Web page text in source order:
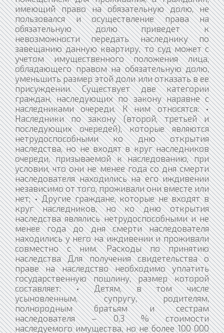
имеющий право на обязательную долю, не
пользовался и осуществление права на
обязательную долю приведет к
невозможности передать наследнику по
завещанию данную квартиру, то суд может с
учетом имущественного положения лица,
обладающего правом на обязательную долю,
уменьшить размер этой доли или отказать в ее
присуждении. Существует две категории
граждан, наследующих по закону наравне с
наследниками очереди. К ним относятся: •
Наследники по закону (второй, третьей и
последующих очередей), которые являются
нетрудоспособными ко дню открытия
наследства, но не входят в круг наследников
очереди, призываемой к наследованию, при
условии, что они не менее года со дня смерти
наследователя находились на его иждивении
независимо от того, проживали они вместе или
нет; • Другие граждане, которые не входят в
круг наследников, но ко дню открытия
наследства являлись нетрудоспособными и не
менее года до дня смерти наследователя
находились у него на иждивении и проживали
совместно с ним. Расходы по принятию
наследства Для получения свидетельства о
праве на наследство необходимо уплатить
государственную пошлину, размер которой
составляет: • Детям, в том числе
усыновленным, супругу, родителям,
полнородным братьям и сестрам
наследователя – 0,3 % стоимости
наследуемого имущества, но не более 100 000